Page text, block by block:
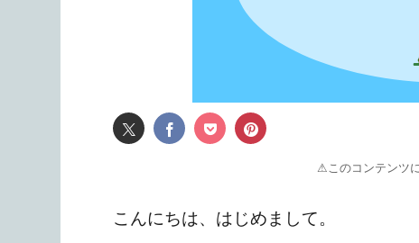
⚠このコンテンツ
こんにちは、はじめまして。